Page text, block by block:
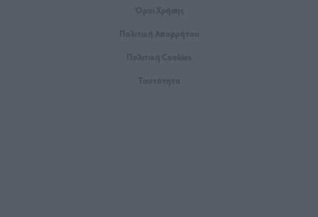
Όροι Xρήσης
Πολιτική Απορρήτου
Πολιτική Cookies
Ταυτότητα